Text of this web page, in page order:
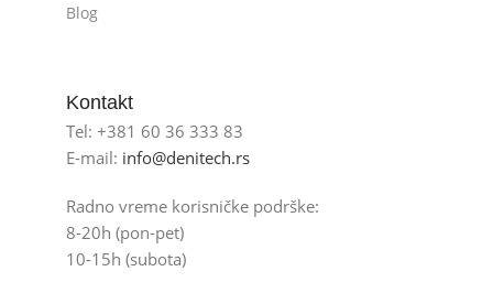
Blog
Kontakt
Tel: +381 60 36 333 83
E-mail: info@denitech.rs
Radno vreme korisničke podrške:
8-20h (pon-pet)
10-15h (subota)